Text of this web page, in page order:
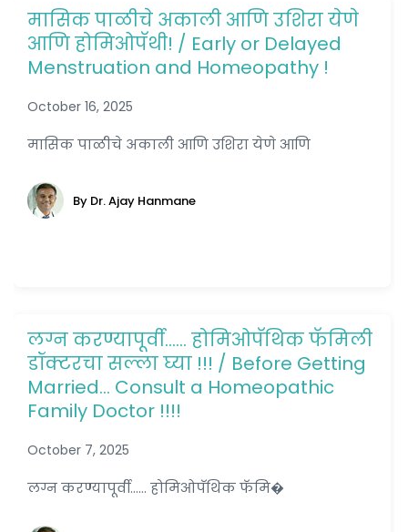
मासिक पाळीचे अकाली आणि उशिरा येणे
आणि होमिओपॅथी! / Early or Delayed
Menstruation and Homeopathy !
October 16, 2025
मासिक पाळीचे अकाली आणि उशिरा येणे आणि
By Dr. Ajay Hanmane
लग्न करण्यापूर्वी…… होमिओपॅथिक फॅमिली
डॉक्टरचा सल्ला घ्या !!! / Before Getting
Married… Consult a Homeopathic
Family Doctor !!!!
October 7, 2025
लग्न करण्यापूर्वी...... होमिओपॅथिक फॅमि�